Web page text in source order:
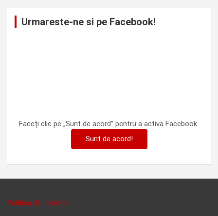
Urmareste-ne si pe Facebook!
Faceți clic pe „Sunt de acord” pentru a activa Facebook
Sunt de acord!
Politica de cookies